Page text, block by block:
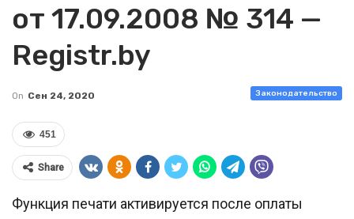
от 17.09.2008 № 314 —
Registr.by
Законодательство
On Сен 24, 2020
451
Share
Функция печати активируется после оплаты